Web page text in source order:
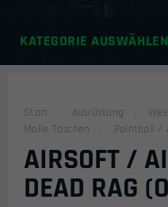
KATEGORIE AUSWÄHLEN
Start Ausrüstung
Molle Taschen
Paintball /
AIRSOFT /
DEAD RAG